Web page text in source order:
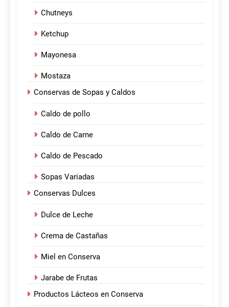
Chutneys
Ketchup
Mayonesa
Mostaza
Conservas de Sopas y Caldos
Caldo de pollo
Caldo de Carne
Caldo de Pescado
Sopas Variadas
Conservas Dulces
Dulce de Leche
Crema de Castañas
Miel en Conserva
Jarabe de Frutas
Productos Lácteos en Conserva